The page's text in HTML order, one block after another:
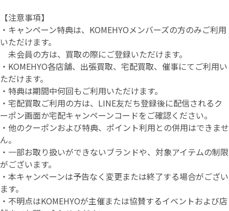
【注意事項】
・キャンペーン特典は、KOMEHYOメンバーズの方のみご利用
いただけます。
未会員の方は、買取の際にご登録いただけます。
・KOMEHYO各店舗、出張買取、宅配買取、催事にてご利用い
ただけます。
・特典は期間中何回もご利用いただけます。
・宅配買取ご利用の方は、LINE友だち登録後に配信されるク
ーポン画面か宅配キャンペーンコードをご確認ください。
・他のクーポンおよび特典、ポイント利用との併用はできませ
ん。
・一部お取り扱いができないブランドや、対象アイテムの制限
がございます。
・本キャンペーンは予告なく変更または終了する場合がござい
ます。
・不明点はKOMEHYOが主催または協賛するイベントおよび店